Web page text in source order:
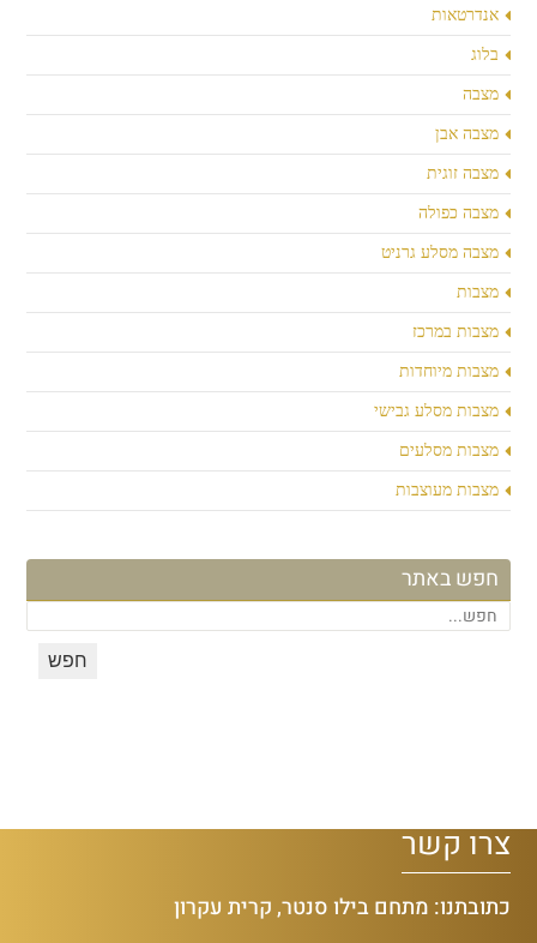
אנדרטאות
בלוג
מצבה
מצבה אבן
מצבה זוגית
מצבה כפולה
מצבה מסלע גרניט
מצבות
מצבות במרכז
מצבות מיוחדות
מצבות מסלע גבישי
מצבות מסלעים
מצבות מעוצבות
חפש באתר
צרו קשר
כתובתנו: מתחם בילו סנטר, קרית עקרון